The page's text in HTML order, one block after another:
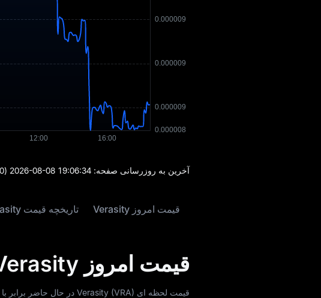
آخرین به‌ روزرسانی صفحه: 2026-08-08 19:06:34
(UTC+0)
قیمت امروز Verasity تاریخچه قیمت Verasity
قیمت امروز Verasity
قیمت لحظه‌ ای Verasity (VRA) در حال حاضر برابر با